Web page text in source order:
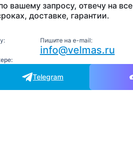
вашему запросу, отвечу на все
доставке, гарантии.
Пишите на e-mail:
info@velmas.ru
Telegram